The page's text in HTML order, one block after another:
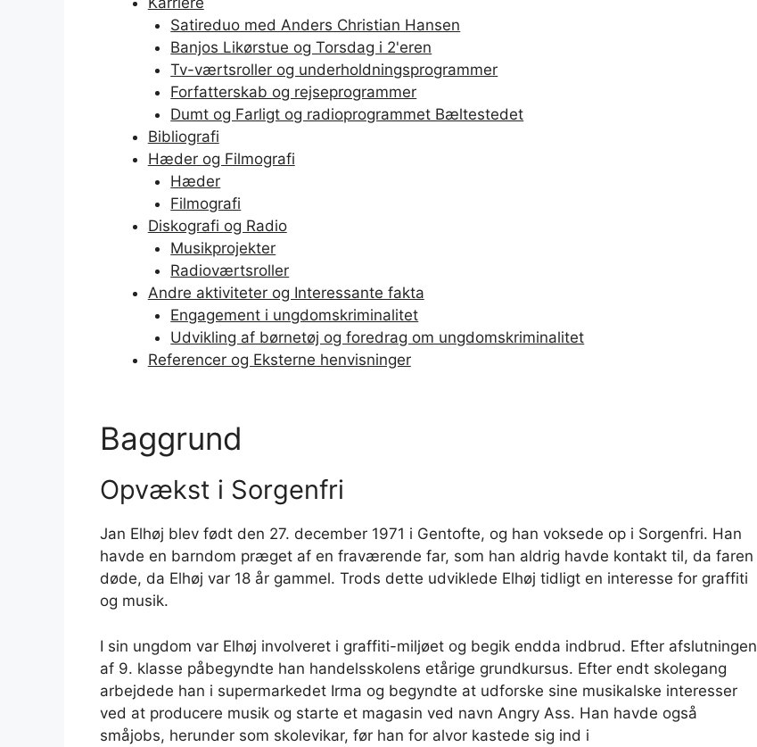
Satireduo med Anders Christian Hansen
Banjos Likørstue og Torsdag i 2'eren
Tv-værtsroller og underholdningsprogrammer
Forfatterskab og rejseprogrammer
Dumt og Farligt og radioprogrammet Bæltestedet
Bibliografi
Hæder og Filmografi
Hæder
Filmografi
Diskografi og Radio
Musikprojekter
Radioværtsroller
Andre aktiviteter og Interessante fakta
Engagement i ungdomskriminalitet
Udvikling af børnetøj og foredrag om ungdomskriminalitet
Referencer og Eksterne henvisninger
Baggrund
Opvækst i Sorgenfri
Jan Elhøj blev født den 27. december 1971 i Gentofte, og han voksede op i Sorgenfri. Han
havde en barndom præget af en fraværende far, som han aldrig havde kontakt til, da faren
døde, da Elhøj var 18 år gammel. Trods dette udviklede Elhøj tidligt en interesse for graffiti
og musik.
I sin ungdom var Elhøj involveret i graffiti-miljøet og begik endda indbrud. Efter afslutningen
af 9. klasse påbegyndte han handelsskolens etårige grundkursus. Efter endt skolegang
arbejdede han i supermarkedet Irma og begyndte at udforske sine musikalske interesser
ved at producere musik og starte et magasin ved navn Angry Ass. Han havde også
småjobs, herunder som skolevikar, før han for alvor kastede sig ind i